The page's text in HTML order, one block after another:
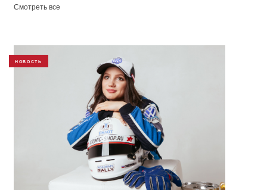
Смотреть все
НОВОСТЬ